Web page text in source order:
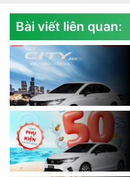
Bài viết liên quan: